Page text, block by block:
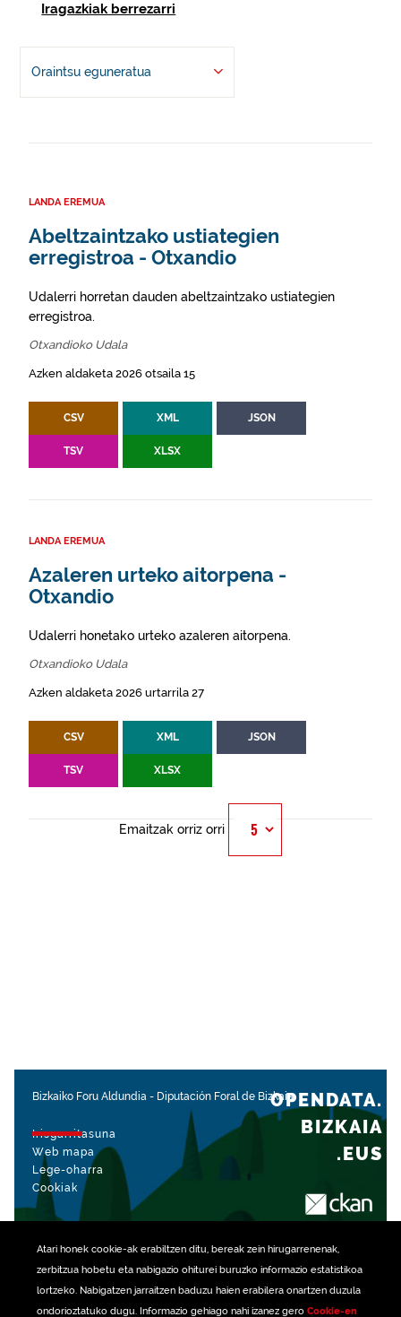
Atari honek cookie-ak erabiltzen ditu, bereak zein hirugarrenenak,
zerbitzua hobetu eta nabigazio ohiturei buruzko informazio estatistikoa
lortzeko. Nabigatzen jarraitzen baduzu haien erabilera onartzen duzula
ondorioztatuko dugu. Informazio gehiago nahi izanez gero Cookie-en
Iragazkiak berrezarri
Oraintsu eguneratua
LANDA EREMUA
Abeltzaintzako ustiategien
erregistroa - Otxandio
Udalerri horretan dauden abeltzaintzako ustiategien
erregistroa.
Otxandioko Udala
Azken aldaketa 2026 otsaila 15
CSV XML JSON
TSV XLSX
LANDA EREMUA
Azaleren urteko aitorpena -
Otxandio
Udalerri honetako urteko azaleren aitorpena.
Otxandioko Udala
Azken aldaketa 2026 urtarrila 27
CSV XML JSON
TSV XLSX
Emaitzak orriz orri
Bizkaiko Foru Aldundia - Diputación Foral de Bizkaia
Irisgarritasuna
Web mapa
Lege-oharra
Cookiak
OPENDATA.
BIZKAIA
.EUS